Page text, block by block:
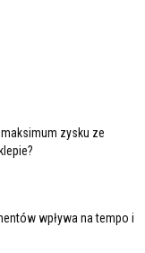
zysku ze
wpływa na tempo i